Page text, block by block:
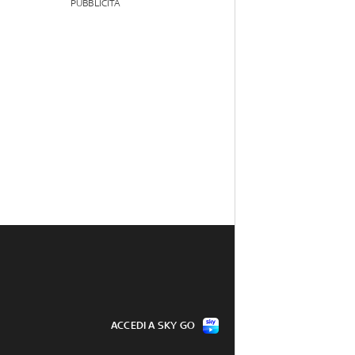
PUBBLICITÀ
ACCEDI A SKY GO